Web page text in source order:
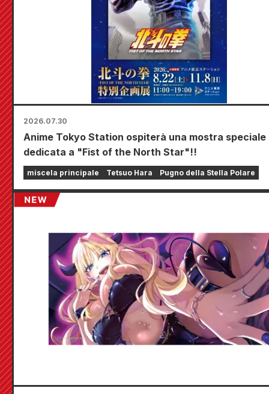
2026.07.30
Anime Tokyo Station ospiterà una mostra speciale
dedicata a "Fist of the North Star"!!
miscela principale Tetsuo Hara Pugno della Stella Polare